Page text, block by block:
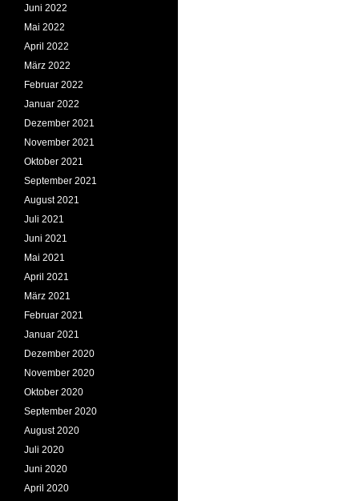
Juni 2022
Mai 2022
April 2022
März 2022
Februar 2022
Januar 2022
Dezember 2021
November 2021
Oktober 2021
September 2021
August 2021
Juli 2021
Juni 2021
Mai 2021
April 2021
März 2021
Februar 2021
Januar 2021
Dezember 2020
November 2020
Oktober 2020
September 2020
August 2020
Juli 2020
Juni 2020
April 2020